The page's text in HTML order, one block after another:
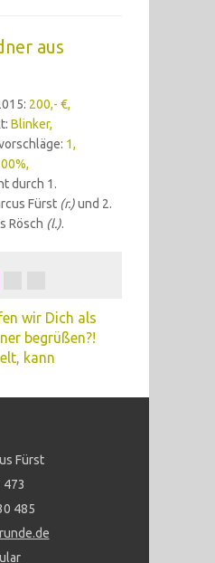
aus
200,- €,
Blinker,
1,
durch 1.
Fürst (r.)und 2.
Rösch (l.).
wir Dich als
begrüßen?!
kann
Fürst
473
485